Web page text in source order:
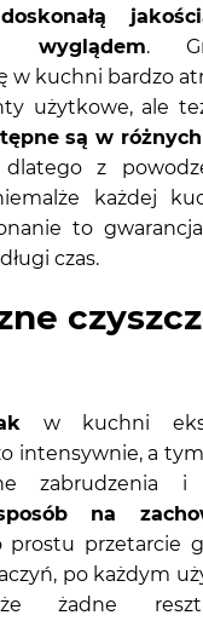
wyglądem.
w kuchni bardzo
użytkowe, ale
są w
dlatego z
każdej
to
czas.
w kuchni
intensywnie, a
zabrudzenia i
na
prostu przetarcie
po każdym
że żadne